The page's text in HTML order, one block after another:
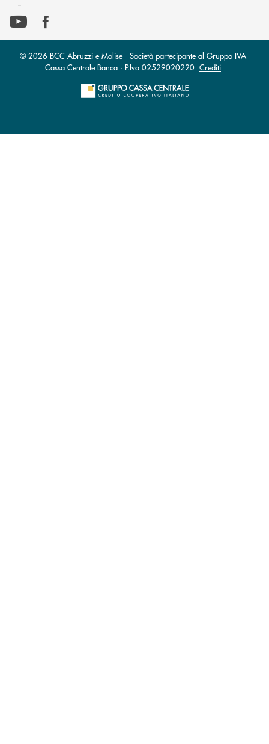
© 2026 BCC Abruzzi e Molise - Società partecipante al Gruppo IVA
Cassa Centrale Banca · P.Iva 02529020220 Crediti